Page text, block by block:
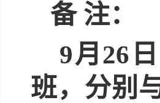
备 注：
9月 26
班，分别